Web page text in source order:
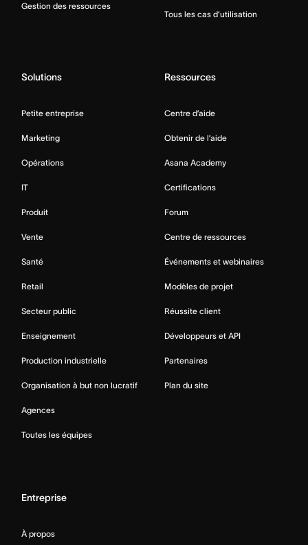
Gestion des ressources
Tous les cas d’utilisation
Solutions
Petite entreprise
Marketing
Opérations
IT
Produit
Vente
Santé
Retail
Secteur public
Enseignement
Production industrielle
Organisation à but non lucratif
Agences
Toutes les équipes
Ressources
Centre d’aide
Obtenir de l’aide
Asana Academy
Certifications
Forum
Centre de ressources
Événements et webinaires
Modèles de projet
Réussite client
Développeurs et API
Partenaires
Plan du site
Entreprise
À propos